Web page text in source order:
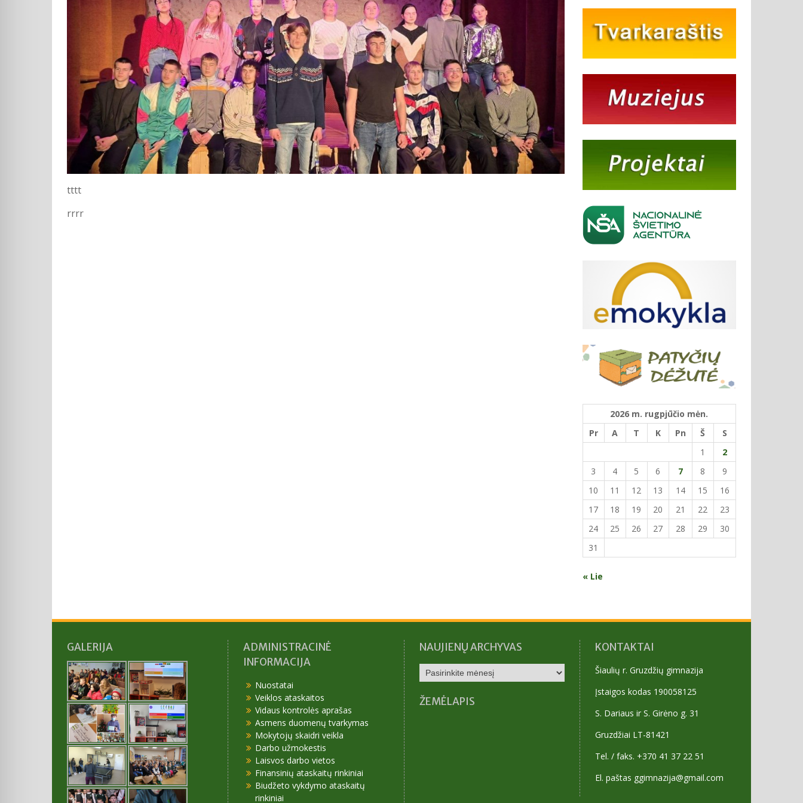
tttt
rrrr
2026 m. rugpjūčio mėn.
Pr
A T K Pn Š
S
1
2
3
4 5 6 7 8
9
10
11 12 13 14 15
16
17
18 19 20 21 22
23
24
25 26 27 28 29
30
31
« Lie
GALERIJA
ADMINISTRACINĖ
INFORMACIJA
Nuostatai
Veiklos ataskaitos
Vidaus kontrolės aprašas
Asmens duomenų tvarkymas
Mokytojų skaidri veikla
Darbo užmokestis
Laisvos darbo vietos
Finansinių ataskaitų rinkiniai
Biudžeto vykdymo ataskaitų
rinkiniai
NAUJIENŲ ARCHYVAS
NAUJIENŲ
ARCHYVAS
ŽEMĖLAPIS
KONTAKTAI
Šiaulių r. Gruzdžių gimnazija
Įstaigos kodas 190058125
S. Dariaus ir S. Girėno g. 31
Gruzdžiai LT-81421
Tel. / faks. +370 41 37 22 51
El. paštas ggimnazija@gmail.com